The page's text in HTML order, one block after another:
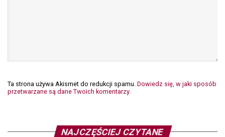
Ta strona używa Akismet do redukcji spamu. Dowiedz się, w jaki sposób
przetwarzane są dane Twoich komentarzy.
NAJCZĘŚCIEJ CZYTANE